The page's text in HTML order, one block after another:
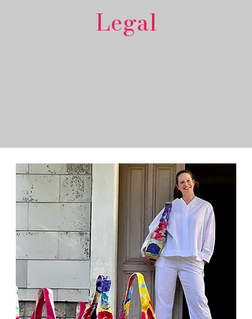
Legal